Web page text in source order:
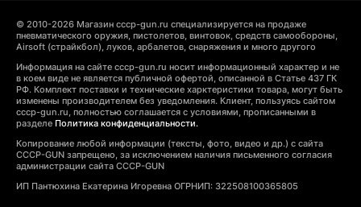
© 2010-2026 Магазин cccp-gun.ru специализируется на продаже
пневматического оружия, пистолетов, винтовок, средств самообороны,
Airsoft (страйкбол), луков, арбалетов, снаряжения и много другого
Информация на сайте cccp-gun.ru носит информационный характер и не
в коем виде не является публичной офертой, описанной в Статье 437 ГК
РФ. Комплект поставки и технические харктеристики товара, могут быть
изменены производителем без уведомления. Клиент, пользуясь сайтом
cccp-gun.ru, полностью соглашается с условиями, прописанными в
разделе Политика конфиденциальности.
Копирование любой информации (тексты, фото, видео и др.) с сайта
CCCP-GUN запрещено, за исключением наличия письменного согласия
администрации сайта CCCP-GUN
ИП Пантюхина Екатерина Игоревна ОГРНИП: 322508100365805